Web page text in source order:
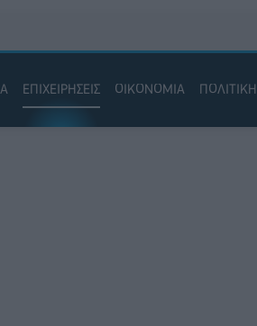
ΕΠΙΧΕΙΡΗΣΕΙΣ ΟΙΚΟΝΟΜΙΑ ΠΟΛΙΤΙΚΗ